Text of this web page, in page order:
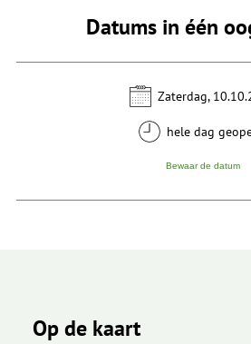
Datums in één
Zaterdag,
hele dag
Bewaar de datum
Op de kaart